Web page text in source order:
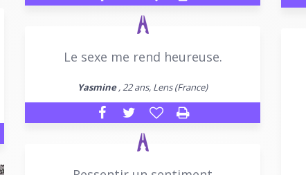
Le sexe me rend heureuse.
Yasmine, 22 ans, Lens (France)